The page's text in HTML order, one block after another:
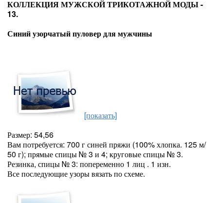
КОЛЛЕКЦИЯ МУЖСКОЙ ТРИКОТАЖНОЙ МОДЫ -
13.
Синий узорчатый пуловер для мужчины
[показать]
Размер: 54,56
Вам потребуется: 700 г синей пряжи (100% хлопка. 125 м/
50 г); прямые спицы № 3 и 4; круговые спицы № 3.
Резинка, спицы № 3: попеременно 1 лиц . 1 изн.
Все последующие узоры вязать по схеме.